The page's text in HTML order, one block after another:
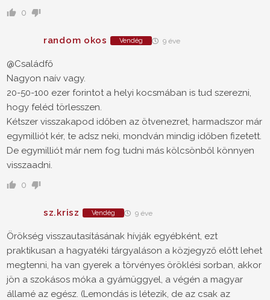
0
random okos Vendég 9 éve
@Családfő
Nagyon naív vagy.
20-50-100 ezer forintot a helyi kocsmában is tud szerezni,
hogy feléd törlesszen.
Kétszer visszakapod időben az ötvenezret, harmadszor már
egymilliót kér, te adsz neki, mondván mindig időben fizetett.
De egymilliót már nem fog tudni más kölcsönből könnyen
visszaadni.
0
sz.krisz Vendég 9 éve
Örökség visszautasításának hívják egyébként, ezt
praktikusan a hagyatéki tárgyaláson a közjegyző előtt lehet
megtenni, ha van gyerek a törvényes öröklési sorban, akkor
jön a szokásos móka a gyámüggyel, a végén a magyar
államé az egész. (Lemondás is létezik, de az csak az